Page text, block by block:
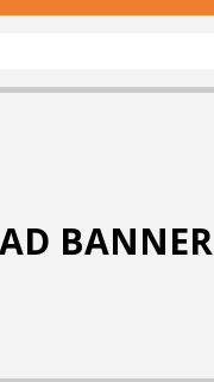
AD BANNER